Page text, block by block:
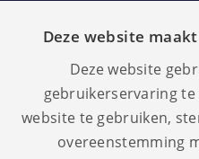
Wij
Deze website
Deze website
gebruikerservaring
website te gebruiken,
overeenstemming